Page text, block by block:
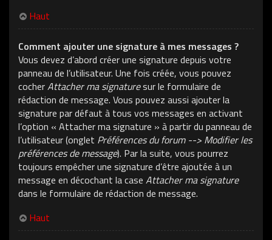
Haut
Comment ajouter une signature à mes messages ?
Vous devez d’abord créer une signature depuis votre
panneau de l’utilisateur. Une fois créée, vous pouvez
cocherAttacher ma signaturesur le formulaire de
rédaction de message. Vous pouvez aussi ajouter la
signature par défaut à tous vos messages en activant
l’option « Attacher ma signature » à partir du panneau de
l’utilisateur (onglet Préférences du forum --> Modifier les
préférences de message). Par la suite, vous pourrez
toujours empêcher une signature d’être ajoutée à un
message en décochant la case Attacher ma signature
dans le formulaire de rédaction de message.
Haut